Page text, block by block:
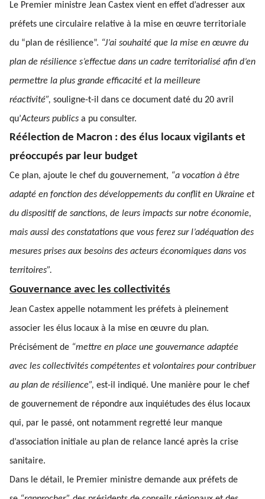
Le Premier ministre Jean Castex vient en effet d’adresser aux
préfets une circulaire relative à la mise en œuvre territoriale
du “plan de résilience”. “J’ai souhaité que la mise en œuvre du
plan de résilience s’effectue dans un cadre territorialisé afin d’en
permettre la plus grande efficacité et la meilleure
réactivité”, souligne-t-il dans ce document daté du 20 avril
qu’Acteurs publics a pu consulter.
Réélection de Macron : des élus locaux vigilants et
préoccupés par leur budget
Ce plan, ajoute le chef du gouvernement, “a vocation à être
adapté en fonction des développements du conflit en Ukraine et
du dispositif de sanctions, de leurs impacts sur notre économie,
mais aussi des constatations que vous ferez sur l’adéquation des
mesures prises aux besoins des acteurs économiques dans vos
territoires”.
Gouvernance avec les collectivités
Jean Castex appelle notamment les préfets à pleinement
associer les élus locaux à la mise en œuvre du plan.
Précisément de “mettre en place une gouvernance adaptée
avec les collectivités compétentes et volontaires pour contribuer
au plan de résilience”, est-il indiqué. Une manière pour le chef
de gouvernement de répondre aux inquiétudes des élus locaux
qui, par le passé, ont notamment regretté leur manque
d’association initiale au plan de relance lancé après la crise
sanitaire.
Dans le détail, le Premier ministre demande aux préfets de